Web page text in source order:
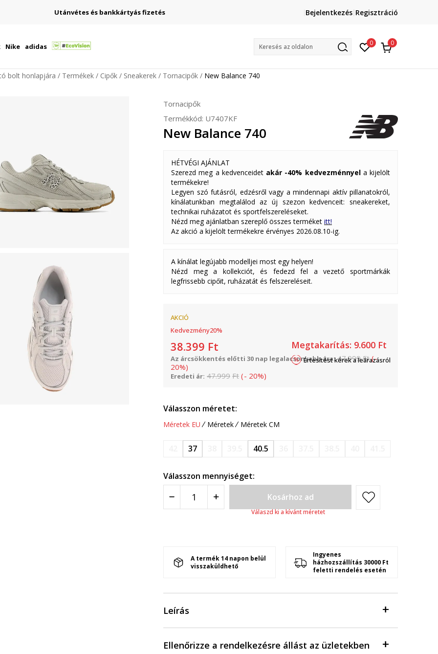
Utánvétes és bankkártyás fizetés
Lépj velünk kapcsolatba
online@sport-vision.huBejelentkezés Regisztráció
Nike adidas Keresés az oldalon 0 0
bolt honlapjára Termékek Cipők Sneakerek Tornacipők New Balance 740
Tornacipők
Termékkód: U7407KF
New Balance 740
HÉTVÉGI AJÁNLAT
Szerezd meg a kedvenceidet akár -40% kedvezménnyel a kijelölt
termékekre!
Legyen szó futásról, edzésről vagy a mindennapi aktív pillanatokról,
kínálatunkban megtalálod az új szezon kedvenceit: sneakereket,
technikai ruházatot és sportfelszereléseket.
Nézd meg ajánlatban szereplő összes terméket itt!
Az akció a kijelölt termékekre érvényes 2026.08.10-ig.
A kínálat legújabb modelljei most egy helyen!
Nézd meg a kollekciót, és fedezd fel a vezető sportmárkák
legfrissebb cipőit, ruházatát és felszereléseit.
AKCIÓ
Kedvezmény20%
38.399 Ft
Az árcsökkentés előtti 30 nap legalacsonyabb ára: 47.999 Ft (-
20%)
Eredeti ár: 47.999 Ft (- 20%)
Megtakarítás: 9.600 Ft
Értesítést kérek a leárazásról
Válasszon méretet:
Méretek EU Méretek Méretek CM
37 40.5
Válasszon mennyiséget:
Kosárhoz ad
Válaszd ki a kívánt méretet
A termék 14 napon belül
visszaküldhető
Ingyenes
házhozszállítás 30000 Ft
feletti rendelés esetén
Leírás
Ellenőrizze a rendelkezésre állást az üzletekben